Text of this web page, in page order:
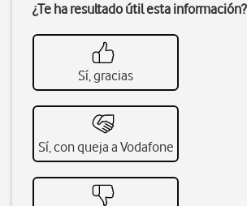
¿Te ha resultado útil esta información?
Sí, gracias
Sí, con queja a Vodafone